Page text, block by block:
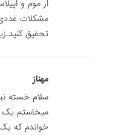
از موم و
مشکلات
تحقیق
مهناز
سلام خسته
میخاستم یک
خواندم که